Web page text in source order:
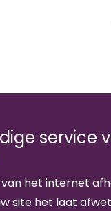
service
het internet
site het laat